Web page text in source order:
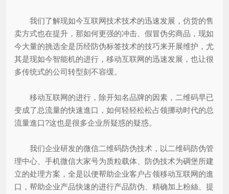
我们了解现如今互联网技术技术的迅速发展，仿货的售
卖方式也在提升，那如何更强的冲击、假冒伪劣商品，现如
今大量的挑选全是历经防伪标签技术的技巧来开展维护，尤
其是现如今智能机的进行，移动互联网的迅速发展，也让很
多传统式的公司转型刻不容缓。
移动互联网的进行，除开知名品牌的因素，二维码早已
变成了总流量的快速進口，如何轻轻松松占领挪动时代的总
流量進口?这也是很多企业所疑惑的疑惑。
我们企业研发的微信二维码防伪技术，以二维码防伪管
理中心、手机微信大家号为质粒载体、防伪技术为碉堡所建
立的处理方案，全是以便帮助企业客户占领移动互联网的進
口，帮助企业产品快速的进行产品防伪、精确加上粉絲、提